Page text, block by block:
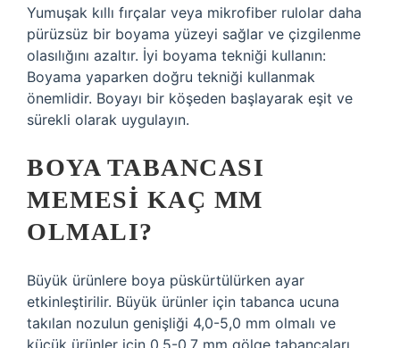
Yumuşak kıllı fırçalar veya mikrofiber rulolar daha
pürüzsüz bir boyama yüzeyi sağlar ve çizgilenme
olasılığını azaltır. İyi boyama tekniği kullanın:
Boyama yaparken doğru tekniği kullanmak
önemlidir. Boyayı bir köşeden başlayarak eşit ve
sürekli olarak uygulayın.
BOYA TABANCASI
MEMESI KAÇ MM
OLMALI?
Büyük ürünlere boya püskürtülürken ayar
etkinleştirilir. Büyük ürünler için tabanca ucuna
takılan nozulun genişliği 4,0-5,0 mm olmalı ve
küçük ürünler için 0,5-0,7 mm gölge tabancaları